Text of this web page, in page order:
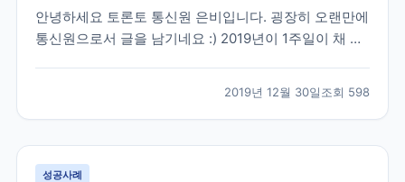
안녕하세요 토론토 통신원 은비입니다. 굉장히 오랜만에
통신원으로서 글을 남기네요 :) 2019년이 1주일이 채 남
눈이 올 정도로 겨울이 빨리 찾아왔습니다. 토론토는 영
하 15-20에 이르는 추운 겨울로 유명...
2019년 12월 30일조회 598
성공사례